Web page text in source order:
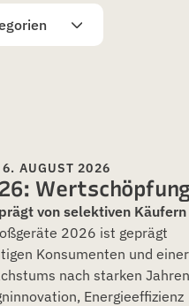
AUGUST 2026
von selektiven Käufern
2026 ist geprägt
Konsumenten und einer
nach starken Jahren
Energieeffizienz